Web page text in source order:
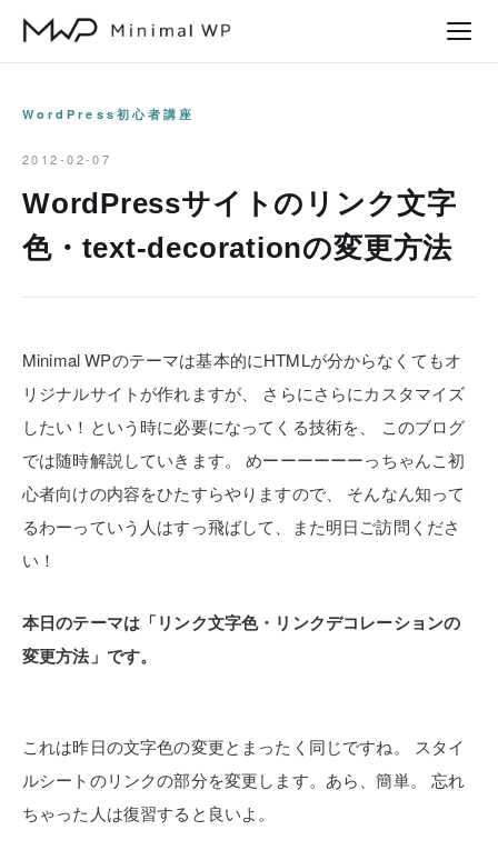
WordPress初心者講座
2012-02-07
WordPressサイトのリンク文字
色・text-decorationの変更方法
Minimal WPのテーマは基本的にHTMLが分からなくてもオ
リジナルサイトが作れますが、
さらにさらにカスタマイズ
したい！という時に必要になってくる技術を、
このブログ
では随時解説していきます。
めーーーーーーっちゃんこ初
心者向けの内容をひたすらやりますので、
そんなん知って
るわーっていう人はすっ飛ばして、また明日ご訪問くださ
い！
本日のテーマは「リンク文字色・リンクデコレーションの
変更方法」です。
これは昨日の文字色の変更とまったく同じですね。
スタイ
ルシートのリンクの部分を変更します。あら、簡単。
忘れ
ちゃった人は復習すると良いよ。